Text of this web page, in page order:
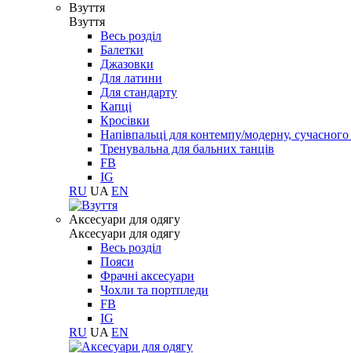
Взуття
Взуття
Весь розділ
Балетки
Джазовки
Для латини
Для стандарту
Капці
Кросівки
Напівпальці для контемпу/модерну,
Тренувальна для бальних танців
FB
IG
RU UA EN
Aксесуари для одягу
Aксесуари для одягу
Весь розділ
Пояси
Фрачні аксесуари
Чохли та портпледи
FB
IG
RU UA EN